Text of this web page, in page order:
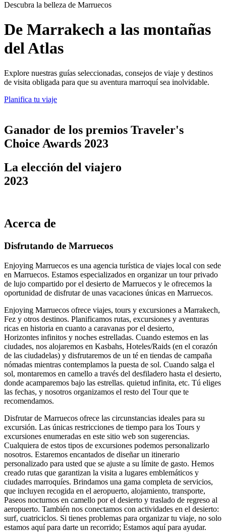
Descubra la belleza de Marruecos
De Marrakech a las montañas
del Atlas
Explore nuestras guías seleccionadas, consejos de viaje y destinos
de visita obligada para que su aventura marroquí sea inolvidable.
Planifica tu viaje
Ganador de los premios Traveler's
Choice Awards 2023
La elección del viajero
2023
Acerca de
Disfrutando de Marruecos
Enjoying Marruecos es una agencia turística de viajes local con sede
en Marruecos. Estamos especializados en organizar un tour privado
de lujo compartido por el desierto de Marruecos y le ofrecemos la
oportunidad de disfrutar de unas vacaciones únicas en Marruecos.
Enjoying Marruecos ofrece viajes, tours y excursiones a Marrakech,
Fez y otros destinos. Planificamos rutas, excursiones y aventuras
ricas en historia en cuanto a caravanas por el desierto,
Horizontes infinitos y noches estrelladas. Cuando estemos en las
ciudades, nos alojaremos en Kasbahs, Hoteles/Raids (en el corazón
de las ciudadelas) y disfrutaremos de un té en tiendas de campaña
nómadas mientras contemplamos la puesta de sol. Cuando salga el
sol, montaremos en camello a través del desfiladero hasta el desierto,
donde acamparemos bajo las estrellas. quietud infinita, etc. Tú eliges
las fechas, y nosotros organizamos el resto del Tour que te
recomendamos.
Disfrutar de Marruecos ofrece las circunstancias ideales para su
excursión. Las únicas restricciones de tiempo para los Tours y
excursiones enumeradas en este sitio web son sugerencias.
Cualquiera de estos tipos de excursiones podemos personalizarlo
nosotros. Estaremos encantados de diseñar un itinerario
personalizado para usted que se ajuste a su límite de gasto. Hemos
creado rutas que garantizan la visita a lugares emblemáticos y
ciudades marroquíes. Brindamos una gama completa de servicios,
que incluyen recogida en el aeropuerto, alojamiento, transporte,
Paseos nocturnos en camello por el desierto y traslado de regreso al
aeropuerto. También nos conectamos con actividades en el desierto:
surf, cuatriciclos. Si tienes problemas para organizar tu viaje, no solo
estamos aquí para darte un recorrido; Estamos aquí para ayudar.